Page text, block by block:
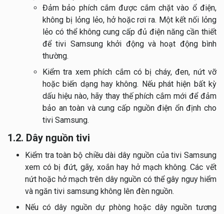
Đảm bảo phích cắm được cắm chặt vào ổ điện,
không bị lỏng lẻo, hở hoặc rơi ra. Một kết nối lỏng
lẻo có thể không cung cấp đủ điện năng cần thiết
để tivi Samsung khởi động và hoạt động bình
thường.
Kiểm tra xem phích cắm có bị cháy, đen, nứt vỡ
hoặc biến dạng hay không. Nếu phát hiện bất kỳ
dấu hiệu nào, hãy thay thế phích cắm mới để đảm
bảo an toàn và cung cấp nguồn điện ổn định cho
tivi Samsung.
1.2. Dây nguồn tivi
Kiểm tra toàn bộ chiều dài dây nguồn của tivi Samsung
xem có bị đứt, gãy, xoắn hay hở mạch không. Các vết
nứt hoặc hở mạch trên dây nguồn có thể gây nguy hiểm
và ngăn tivi samsung không lên đèn nguồn.
Nếu có dây nguồn dự phòng hoặc dây nguồn tương